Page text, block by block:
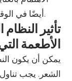
أيضًا في الوقاية من تساقط الشعر والحفاظ على صحته.
تأثير
الأطعمة
يمكن أن يكون
الشعر. يجب تناول